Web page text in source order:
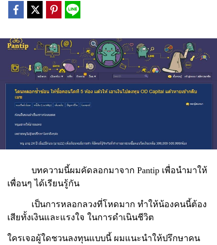
บทความนี้ผมคัดลอกมาจาก Pantip เพื่อนำมาให้
เพื่อนๆ ได้เรียนรู้กัน
เป็นการหลอกลวงที่โหดมาก ทำให้น้องคนนี้ต้อง
เสียทั้งเงินและแรงใจ ในการดำเนินชีวิต
ใครเจอผู้ใดชวนลงทุนแบบนี้ ผมแนะนำให้ปรึกษาคน